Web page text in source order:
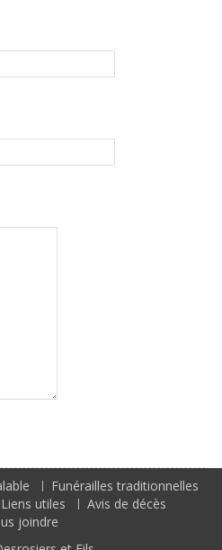
Funérailles traditionnelles
Liens utiles
Avis de décès
joindre